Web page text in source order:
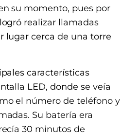
su momento, pues por
realizar llamadas
lugar cerca de una torre
características
LED, donde se veía
el número de teléfono y
Su batería era
30 minutos de